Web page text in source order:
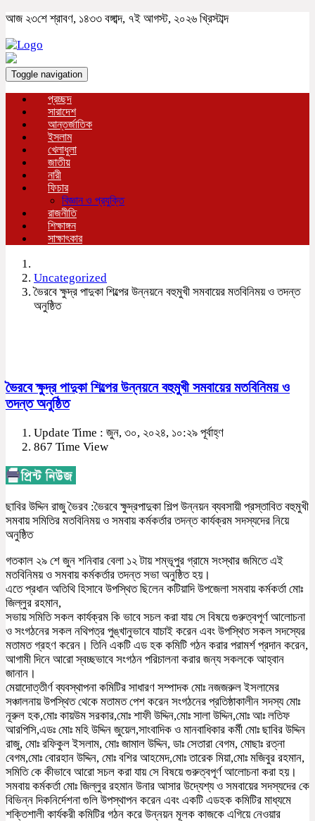
আজ ২৩শে শ্রাবণ, ১৪৩৩ বঙ্গাব্দ, ৭ই আগস্ট, ২০২৬ খ্রিস্টাব্দ
Toggle navigation
প্রচ্ছদ
সারাদেশ
আন্তর্জাতিক
ইসলাম
খেলাধুলা
জাতীয়
নারী
ফিচার
বিজ্ঞান ও প্রযুক্তি
রাজনীতি
শিক্ষাঙ্গন
সাক্ষাৎকার
Uncategorized
ভৈরবে ক্ষুদ্র পাদুকা শিল্পের উন্নয়নে বহুমুখী সমবায়ের মতবিনিময় ও তদন্ত
অনুষ্ঠিত
ভৈরবে ক্ষুদ্র পাদুকা শিল্পের উন্নয়নে বহুমুখী সমবায়ের মতবিনিময় ও
তদন্ত অনুষ্ঠিত
Update Time : জুন, ৩০, ২০২৪, ১০:২৯ পূর্বাহ্ণ
867 Time View
ছাবির উদ্দিন রাজু ভৈরব :ভৈরবে ক্ষুদ্রপাদুকা শিল্প উন্নয়ন ব্যবসায়ী প্রস্তাবিত বহুমুখী
সমবায় সমিতির মতবিনিময় ও সমবায় কর্মকর্তার তদন্ত কার্যক্রম সদস্যদের নিয়ে
অনুষ্ঠিত
গতকাল ২৯ শে জুন শনিবার বেলা ১২ টায় শম্ভূপুর গ্রামে সংস্থার জমিতে এই
মতবিনিময় ও সমবায় কর্মকর্তার তদন্ত সভা অনুষ্ঠিত হয়।
এতে প্রধান অতিথি হিসাবে উপস্থিত ছিলেন কটিয়াদি উপজেলা সমবায় কর্মকর্তা মোঃ
জিল্লুর রহমান,
সভায় সমিতি সকল কার্যক্রম কি ভাবে সচল করা যায় সে বিষয়ে গুরুত্বপূর্ণ আলোচনা
ও সংগঠনের সকল নথিপত্র পুঙ্খানুভাবে যাচাই করেন এবং উপস্থিত সকল সদস্যের
মতামত গ্রহণ করেন। তিনি একটি এড হক কমিটি গঠন করার পরামর্শ প্রদান করেন,
আগামী দিনে আরো স্বচ্ছভাবে সংগঠন পরিচালনা করার জন্য সকলকে আহ্বান
জানান।
মেয়াদোত্তীর্ণ ব্যবস্থাপনা কমিটির সাধারণ সম্পাদক মোঃ নজজরুল ইসলামের
সঞ্চালনায় উপস্থিত থেকে মতামত পেশ করেন সংগঠনের প্রতিষ্ঠাকালীন সদস্য মোঃ
নূরুল হক,মোঃ কায়উম সরকার,মোঃ শাফী উদ্দিন,মোঃ সালা উদ্দিন,মোঃ আঃ লতিফ
আরপিসি,এডঃ মোঃ মহি উদ্দিন জুয়েল,সাংবাদিক ও মানবাধিকার কর্মী মোঃ ছাবির উদ্দিন
রাজু, মোঃ রফিকুল ইসলাম, মোঃ জামাল উদ্দিন, ডাঃ সেতারা বেগম, মোছাঃ রত্না
বেগম,মোঃ বোরহান উদ্দিন, মোঃ বশির আহমেদ,মোঃ তারেক মিয়া,মোঃ মজিবুর রহমান,
সমিতি কে কীভাবে আরো সচল করা যায় সে বিষয়ে গুরুত্বপূর্ণ আলোচনা করা হয়।
সমবায় কর্মকর্তা মোঃ জিল্লুর রহমান উনার আসার উদ্যেশ্য ও সমবায়ের সদস্যদের কে
বিভিন্ন দিকনির্দেশনা গুলি উপস্থাপন করেন এবং একটি এডহক কমিটির মাধ্যমে
শক্তিশালী কার্যকরী কমিটির গঠন করে উন্নয়ন মূলক কাজকে এগিয়ে নেওয়ার